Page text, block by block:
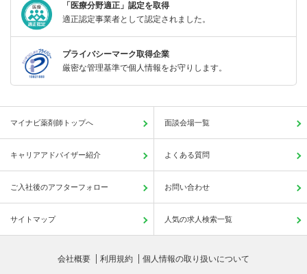
「医療分野適正」認定を取得
適正認定事業者として認定されました。
プライバシーマーク取得企業
厳密な管理基準で個人情報をお守りします。
マイナビ薬剤師トップへ 面談会場一覧
キャリアアドバイザー紹介 よくある質問
ご入社後のアフターフォロー お問い合わせ
サイトマップ 人気の求人検索一覧
会社概要 利用規約 個人情報の取り扱いについて